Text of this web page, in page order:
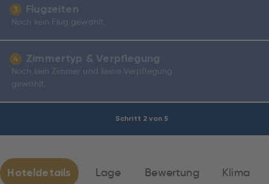
Schritt 2 von 5
3 Flugzeiten
Noch kein Flug gewählt.
4 Zimmertyp & Verpflegung
Noch kein Zimmer und keine Verpflegung
gewählt.
Hoteldetails Lage Bewertung Klima